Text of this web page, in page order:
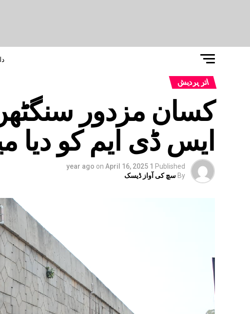
اتر پردیش
کسان مزدور
ایس ڈی ایم کو دیا
Published
1 year ago
on April 16, 2025
By سچ کی آواز ڈیسک